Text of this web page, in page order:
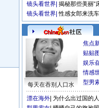
镜头看世界 揭秘那些美丽“
镜头看世界 性感女郎来洗
每天在吞别人口水
焦点
贴贴
娱乐
情感
型男
漂在海外 为什么出过国的